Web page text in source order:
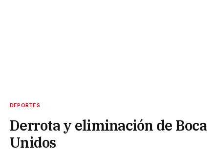
DEPORTES
Derrota y eliminación de Boca
Unidos